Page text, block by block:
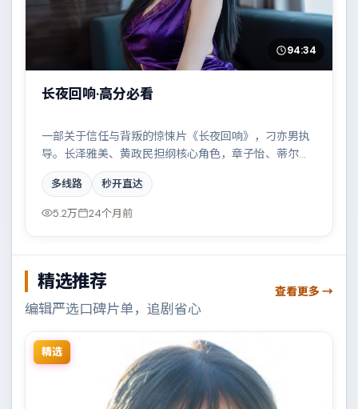
94:34
长夜回响·高分必看
一部关于信任与背叛的惊悚片《长夜回响》，刁亦男执
导。长泽雅美、黄政民担纲核心角色，章子怡、蒂尔达·
斯文顿等实力加盟，取景与班底多来自中国台湾。雨
夜、旧楼与一封未寄出的信构成叙事起点。结尾留白耐
人寻味。
多线路 秒开直达
5.2万 24个月前
精选推荐
编辑严选口碑片单，追剧省心
查看更多 →
精选